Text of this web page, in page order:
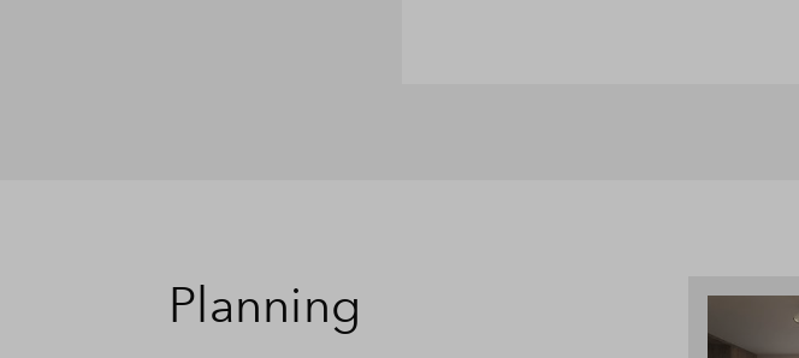
Planning